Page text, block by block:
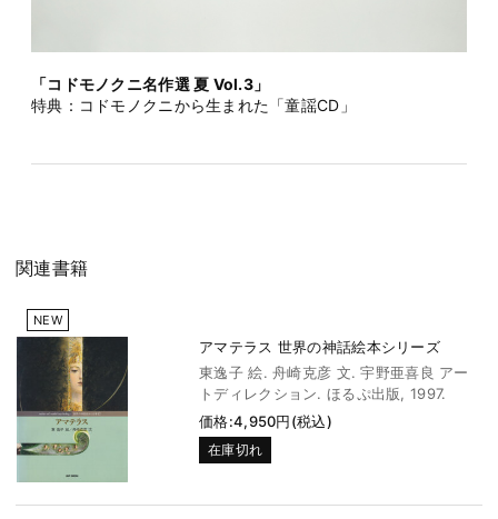
「コドモノクニ名作選 夏 Vol.3」
特典：コドモノクニから生まれた「童謡CD」
関連書籍
NEW
アマテラス 世界の神話絵本シリーズ
東逸子 絵. 舟崎克彦 文. 宇野亜喜良 アー
トディレクション. ほるぷ出版, 1997.
価格:4,950円(税込)
在庫切れ